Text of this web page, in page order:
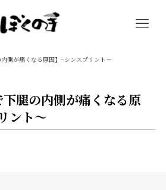
内側が痛くなる原因】~シンスプリント～
下腿の内側が痛くなる原
ント～